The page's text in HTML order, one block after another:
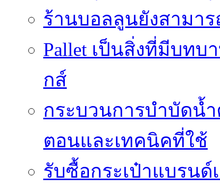
ร้านบอลลูนยังสามาร
Pallet เป็นสิ่งที่มีบท
กส์
กระบวนการบำบัดน้
ตอนและเทคนิคที่ใช้
รับซื้อกระเป๋าแบรนด์